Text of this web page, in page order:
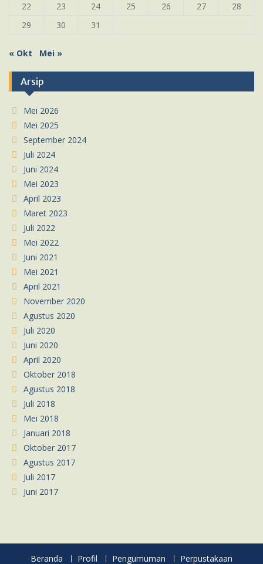
22
23 24 25 26 27
28
29
30 31
« Okt Mei »
Arsip
Mei 2026
Mei 2025
September 2024
Juli 2024
Juni 2024
Mei 2023
April 2023
Maret 2023
Juli 2022
Mei 2022
Juni 2021
Mei 2021
April 2021
November 2020
Agustus 2020
Juli 2020
Juni 2020
April 2020
Oktober 2018
Agustus 2018
Juli 2018
Mei 2018
Januari 2018
Oktober 2017
Agustus 2017
Juli 2017
Juni 2017
Beranda Profil Pengumuman Perpustakaan